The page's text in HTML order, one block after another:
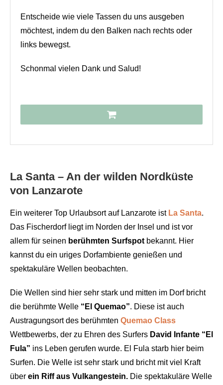
Entscheide wie viele Tassen du uns ausgeben
möchtest, indem du den Balken nach rechts oder
links bewegst.
Schonmal vielen Dank und Salud!
La Santa – An der wilden Nordküste
von Lanzarote
Ein weiterer Top Urlaubsort auf Lanzarote ist La Santa.
Das Fischerdorf liegt im Norden der Insel und ist vor
allem für seinen berühmten Surfspot bekannt. Hier
kannst du ein uriges Dorfambiente genießen und
spektakuläre Wellen beobachten.
Die Wellen sind hier sehr stark und mitten im Dorf bricht
die berühmte Welle “El Quemao”. Diese ist auch
Austragungsort des berühmten Quemao Class
Wettbewerbs, der zu Ehren des Surfers David Infante “El
Fula” ins Leben gerufen wurde. El Fula starb hier beim
Surfen. Die Welle ist sehr stark und bricht mit viel Kraft
über ein Riff aus Vulkangestein. Die spektakuläre Welle